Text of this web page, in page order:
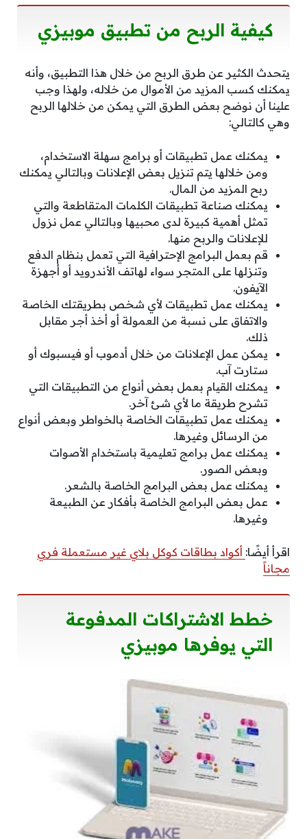
كيفية الربح من تطبيق موبيزي
يتحدث الكثير عن طرق الربح من خلال هذا التطبيق، وأنه
يمكنك كسب المزيد من الأموال من خلاله، ولهذا وجب
علينا أن نوضح بعض الطرق التي يمكن من خلالها الربح
وهي كالتالي:
يمكنك عمل تطبيقات أو برامج سهلة الاستخدام،
ومن خلالها يتم تنزيل بعض الإعلانات وبالتالي يمكنك
ربح المزيد من المال.
يمكنك صناعة تطبيقات الكلمات المتقاطعة والتي
تمثل أهمية كبيرة لدى محبيها وبالتالي عمل نزول
للإعلانات والربح منها.
قم بعمل البرامج الإحترافية التي تعمل بنظام الدفع
وتنزلها على المتجر سواء لهاتف الأندرويد أو أجهزة
الآيفون.
يمكنك عمل تطبيقات لأي شخص بطريقتك الخاصة
والاتفاق على نسبة من العمولة أو أخذ أجر مقابل
ذلك.
يمكن عمل الإعلانات من خلال أدموب أو فيسبوك أو
ستارت آب.
يمكنك القيام بعمل بعض أنواع من التطبيقات التي
تشرح طريقة ما لأي شئ آخر.
يمكنك عمل تطبيقات الخاصة بالخواطر وبعض أنواع
من الرسائل وغيرها.
يمكنك عمل برامج تعليمية باستخدام الأصوات
وبعض الصور.
يمكنك عمل بعض البرامج الخاصة بالشعر.
عمل بعض البرامج الخاصة بأفكار عن الطبيعة
وغيرها.
اقرأ أيضًا: أكواد بطاقات كوكل بلاي غير مستعملة فري
مجاناً
خطط الاشتراكات المدفوعة
التي يوفرها موبيزي